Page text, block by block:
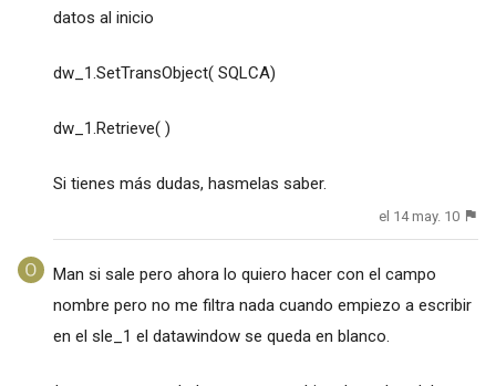
datos al inicio
dw_1.SetTransObject( SQLCA)
dw_1.Retrieve( )
Si tienes más dudas, hasmelas saber.
el 14 may. 10
Man si sale pero ahora lo quiero hacer con el campo
nombre pero no me filtra nada cuando empiezo a escribir
en el sle_1 el datawindow se queda en blanco.